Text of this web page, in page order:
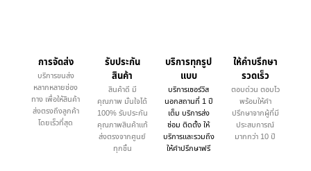
การจัดส่ง
บริการขนส่ง
หลากหลายช่อง
ทาง เพื่อให้สินค้า
ส่งตรงถึงลูกค้า
โดยเร็วที่สุด
รับประกัน
สินค้า
สินค้าดี มี
คุณภาพ มั่นใจได้
100% รับประกัน
คุณภาพสินค้าแท้
ส่งตรงจากศูนย์
ทุกชิ้น
บริการทุกรูป
แบบ
บริการเซอร์วิส
นอกสถานที่ 1 ปี
เต็ม บริการส่ง
ซ่อม ติดตั้ง ให้
บริการและรวมถึง
ให้คำปรึกษาฟรี
ให้คำบรึกษา
รวดเร็ว
ตอบด่วน ตอบไว
พร้อมให้คำ
ปรึกษาจากผู้ที่มี
ประสบการณ์
มากกว่า 10 ปี